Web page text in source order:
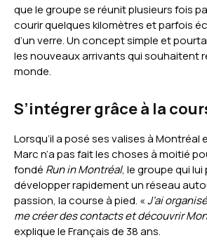
que le groupe se réunit plusieurs fois
courir quelques kilomètres et parfois
d’un verre. Un concept simple et
les nouveaux arrivants qui souhaitent
monde.
S’intégrer grâce à la
Lorsqu’il a posé ses valises à Montréal
Marc n’a pas fait les choses à moitié
fondé Run in Montréal, le groupe qui
développer rapidement un réseau
passion, la course à pied. «J’ai
me créer des contacts et découvrir
explique le Français de 38 ans.